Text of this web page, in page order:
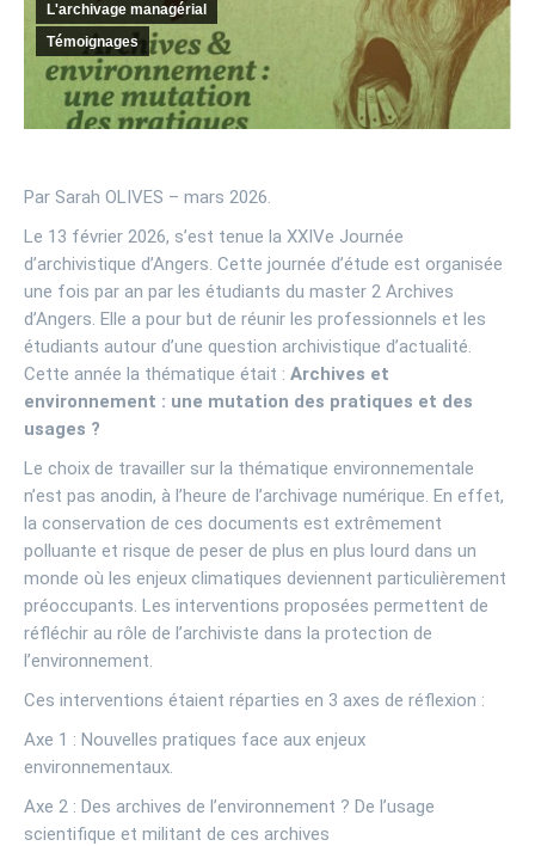
L'archivage managérial
Témoignages
Par Sarah OLIVES – mars 2026.
Le 13 février 2026, s’est tenue la XXIVe Journée
d’archivistique d’Angers. Cette journée d’étude est organisée
une fois par an par les étudiants du master 2 Archives
d’Angers. Elle a pour but de réunir les professionnels et les
étudiants autour d’une question archivistique d’actualité.
Cette année la thématique était : Archives et
environnement : une mutation des pratiques et des
usages ?
Le choix de travailler sur la thématique environnementale
n’est pas anodin, à l’heure de l’archivage numérique. En effet,
la conservation de ces documents est extrêmement
polluante et risque de peser de plus en plus lourd dans un
monde où les enjeux climatiques deviennent particulièrement
préoccupants. Les interventions proposées permettent de
réfléchir au rôle de l’archiviste dans la protection de
l’environnement.
Ces interventions étaient réparties en 3 axes de réflexion :
Axe 1 : Nouvelles pratiques face aux enjeux
environnementaux.
Axe 2 : Des archives de l’environnement ? De l’usage
scientifique et militant de ces archives